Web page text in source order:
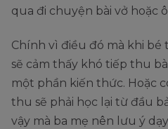
qua đi chuyện bài vở hoặc
Chính vì điều đó mà khi bé
sẽ cảm thấy khó tiếp thu
một phần kiến thức. Hoặc
thu sẽ phải học lại từ đầu
vậy mà ba mẹ nên lưu ý